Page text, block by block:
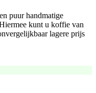
puur handmatige
kunt u koffie van
lagere prijs